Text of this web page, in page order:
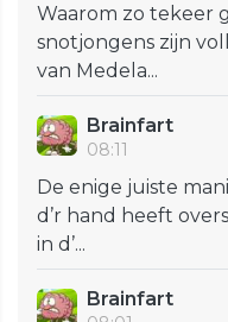
Waarom zo tekeer
snotjongens zijn
van Medela...
Brainfart
08:11
De enige juiste
d’r hand heeft
in d’...
Brainfart